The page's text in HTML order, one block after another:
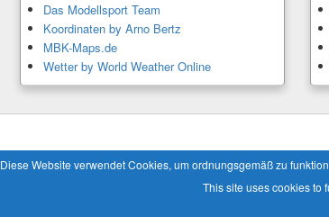
Das Modellsport Team
Koordinaten by Arno Bertz
MBK-Maps.de
Wetter by World Weather Online
Copyright © 2026 Modellbaukalender.info . Alle Rechte
Diese Website verwendet Cookies, um ordnungsgemäß zu
This site uses cookies to